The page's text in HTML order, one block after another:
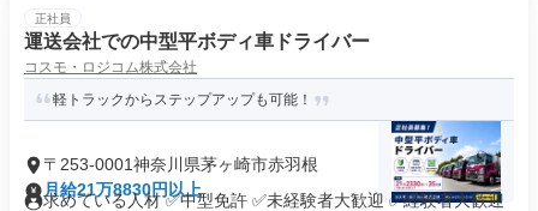
正社員
運送会社での中型平ボディ車ドライバー
コスモ・ロジコム株式会社
軽トラックからステップアップも可能！
〒253-0001神奈川県茅ヶ崎市赤羽根
月給21万8830円以上
求めている人材 ✅中型免許 ✅未経験者大歓迎 ✅経験者大歓迎